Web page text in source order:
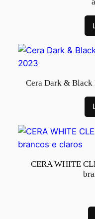
Cera Dark & Black
CERA WHITE